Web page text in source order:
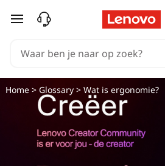
W
Ga naar de hoofdinhoud
Home> Glossary> Wat is ergonomie?